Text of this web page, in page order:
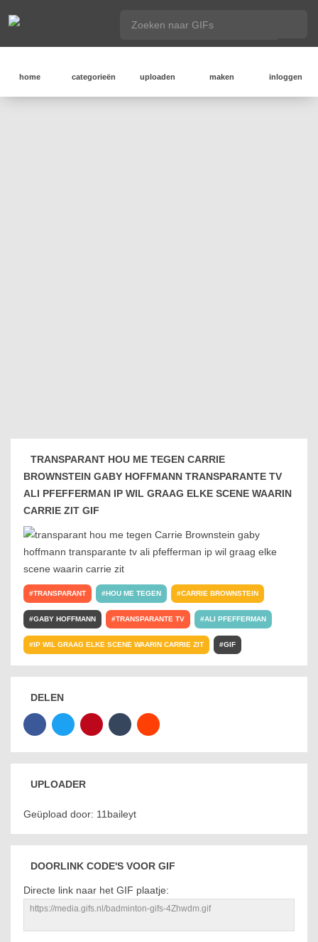
home categorieën uploaden maken inloggen
TRANSPARANT HOU ME TEGEN CARRIE
BROWNSTEIN GABY HOFFMANN TRANSPARANTE TV
ALI PFEFFERMAN IP WIL GRAAG ELKE SCENE WAARIN
CARRIE ZIT GIF
TRANSPARANT HOU ME TEGEN CARRIE BROWNSTEIN
GABY HOFFMANN TRANSPARANTE TV ALI PFEFFERMAN
IP WIL GRAAG ELKE SCENE WAARIN CARRIE ZIT GIF
DELEN
UPLOADER
Geüpload door: 11baileyt
DOORLINK CODE'S VOOR GIF
Directe link naar het GIF plaatje: